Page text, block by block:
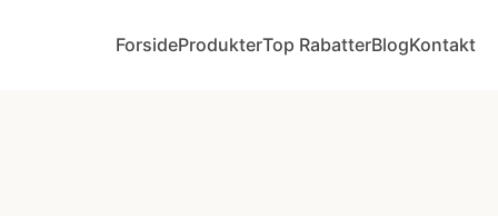
ForsideProdukterTop RabatterBlogKontakt